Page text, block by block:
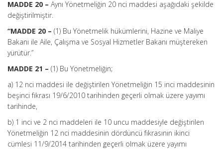
MADDE 20 – Aynı Yönetmeliğin 20 nci maddesi aşağıdaki şekilde
değiştirilmiştir.
“MADDE 20 – (1) Bu Yönetmelik hükümlerini, Hazine ve Maliye
Bakanı ile Aile, Çalışma ve Sosyal Hizmetler Bakanı müştereken
yürütür.”
MADDE 21 – (1) Bu Yönetmeliğin;
a) 12 nci maddesi ile değiştirilen Yönetmeliğin 15 inci maddesinin
beşinci fıkrası 19/6/2010 tarihinden geçerli olmak üzere yayımı
tarihinde,
b) 1 inci ve 2 nci maddeleri ile 10 uncu maddesiyle değiştirilen
Yönetmeliğin 12 nci maddesinin dördüncü fıkrasının ikinci
cümlesi 11/9/2014 tarihinden geçerli olmak üzere yayımı